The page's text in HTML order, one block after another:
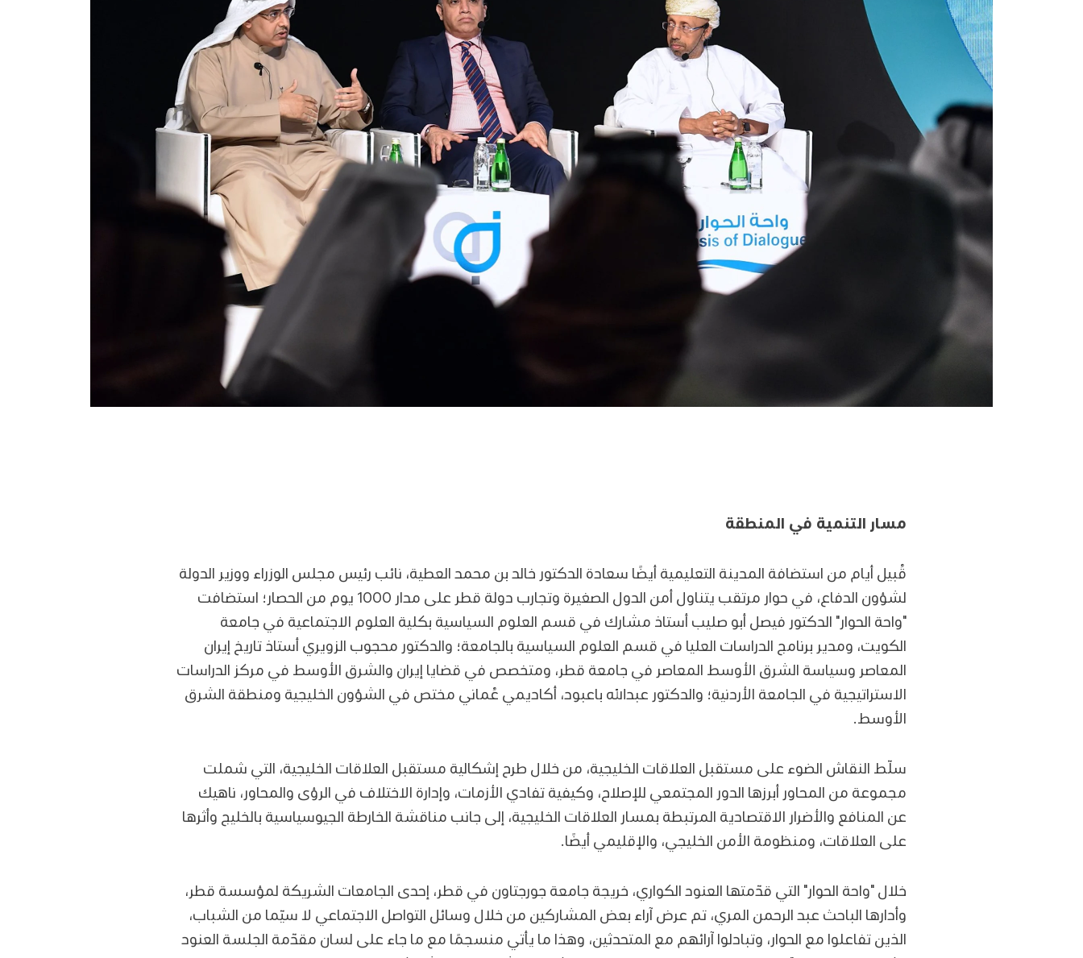
مسار التنمية في المنطقة
قُبيل أيام من استضافة المدينة التعليمية أيضًا سعادة الدكتور خالد بن محمد العطية، نائب رئيس مجلس الوزراء ووزير الدولة
لشؤون الدفاع، في حوار مرتقب يتناول أمن الدول الصغيرة وتجارب دولة قطر على مدار 1000 يوم من الحصار؛ استضافت
"واحة الحوار" الدكتور فيصل أبو صليب أستاذ مشارك في قسم العلوم السياسية بكلية العلوم الاجتماعية في جامعة
الكويت، ومدير برنامج الدراسات العليا في قسم العلوم السياسية بالجامعة؛ والدكتور محجوب الزويري أستاذ تاريخ إيران
المعاصر وسياسة الشرق الأوسط المعاصر في جامعة قطر، ومتخصص في قضايا إيران والشرق الأوسط في مركز الدراسات
الاستراتيجية في الجامعة الأردنية؛ والدكتور عبدالله باعبود، أكاديمي عُماني مختص في الشؤون الخليجية ومنطقة الشرق
الأوسط.
سلّط النقاش الضوء على مستقبل العلاقات الخليجية، من خلال طرح إشكالية مستقبل العلاقات الخليجية، التي شملت
مجموعة من المحاور أبرزها الدور المجتمعي للإصلاح، وكيفية تفادي الأزمات، وإدارة الاختلاف في الرؤى والمحاور، ناهيك
عن المنافع والأضرار الاقتصادية المرتبطة بمسار العلاقات الخليجية، إلى جانب مناقشة الخارطة الجيوسياسية بالخليج وأثرها
على العلاقات، ومنظومة الأمن الخليجي، والإقليمي أيضًا.
خلال "واحة الحوار" التي قدّمتها العنود الكواري، خريجة جامعة جورجتاون في قطر، إحدى الجامعات الشريكة لمؤسسة قطر،
وأدارها الباحث عبد الرحمن المري، تم عرض آراء بعض المشاركين من خلال وسائل التواصل الاجتماعي لا سيّما من الشباب،
الذين تفاعلوا مع الحوار، وتبادلوا آرائهم مع المتحدثين، وهذا ما يأتي منسجمًا مع ما جاء على لسان مقدّمة الجلسة العنود